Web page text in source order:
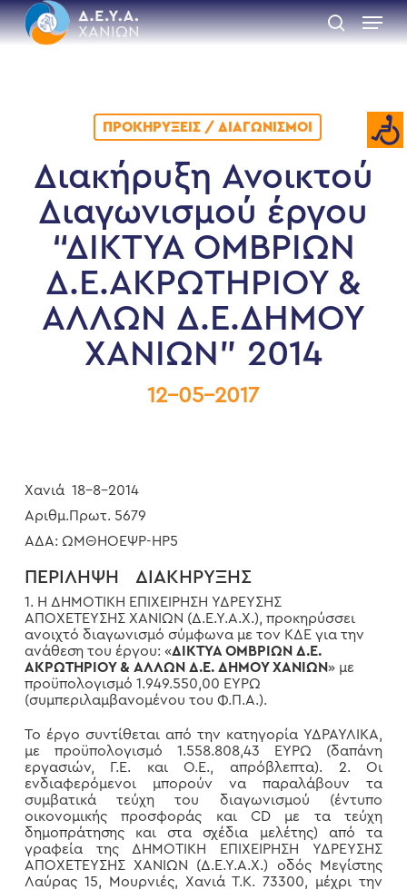
Skip
to
main
search
Menu
ΠΡΟΚΗΡΎΞΕΙΣ / ΔΙΑΓΩΝΙΣΜΟΊ
Διακήρυξη Ανοικτού
Διαγωνισμού έργου
“ΔΙΚΤΥΑ ΟΜΒΡΙΩΝ
Δ.Ε.ΑΚΡΩΤΗΡΙΟΥ &
ΑΛΛΩΝ Δ.Ε.ΔΗΜΟΥ
ΧΑΝΙΩΝ” 2014
12-05-2017
Χανιά 18-8-2014
Αριθμ.Πρωτ. 5679
ΑΔΑ: ΩΜΘΗΟΕΨΡ-ΗΡ5
ΠΕΡΙΛΗΨΗ ΔΙΑΚΗΡΥΞΗΣ
1. H ΔΗΜΟΤΙΚΗ ΕΠΙΧΕΙΡΗΣΗ ΥΔΡΕΥΣΗΣ
ΑΠΟΧΕΤΕΥΣΗΣ ΧΑΝΙΩΝ (Δ.Ε.Υ.Α.Χ.), προκηρύσσει
ανοιχτό διαγωνισμό σύμφωνα με τον ΚΔΕ για την
ανάθεση του έργου: «ΔΙΚΤΥΑ ΟΜΒΡΙΩΝ Δ.Ε.
ΑΚΡΩΤΗΡΙΟΥ & ΑΛΛΩΝ Δ.Ε. ΔΗΜΟΥ ΧΑΝΙΩΝ» με
προϋπολογισμό 1.949.550,00 ΕΥΡΩ
(συμπεριλαμβανομένου του Φ.Π.Α.).
Το έργο συντίθεται από την κατηγορία ΥΔΡΑΥΛΙΚΑ,
με προϋπολογισμό 1.558.808,43 ΕΥΡΩ (δαπάνη
εργασιών, Γ.Ε. και Ο.Ε., απρόβλεπτα). 2. Οι
ενδιαφερόμενοι μπορούν να παραλάβουν τα
συμβατικά τεύχη του διαγωνισμού (έντυπο
οικονομικής προσφοράς και CD με τα τεύχη
δημοπράτησης και στα σχέδια μελέτης) από τα
γραφεία της ΔΗΜΟΤΙΚΗ ΕΠΙΧΕΙΡΗΣΗ ΥΔΡΕΥΣΗΣ
ΑΠΟΧΕΤΕΥΣΗΣ ΧΑΝΙΩΝ (Δ.Ε.Υ.Α.Χ.) οδός Μεγίστης
Λαύρας 15, Μουρνιές, Χανιά Τ.Κ. 73300, μέχρι την